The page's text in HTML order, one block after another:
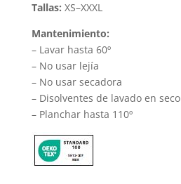
Tallas: XS–XXXL
Mantenimiento:
– Lavar hasta 60º
– No usar lejía
– No usar secadora
– Disolventes de lavado en seco
– Planchar hasta 110º